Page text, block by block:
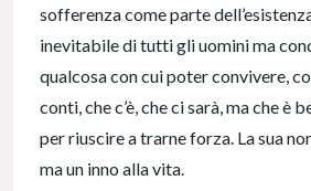
sofferenza come parte
inevitabile di tutti gli uomini ma
qualcosa con cui poter convivere,
conti, che c’è, che ci sarà, ma che è
per riuscire a trarne forza. La sua
ma un inno alla vita.